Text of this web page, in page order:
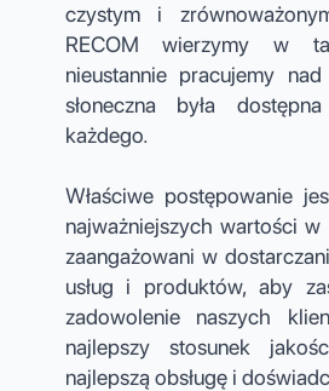
czystym i
RECOM wierzymy w
nieustannie pracujemy
słoneczna była
każdego.
Właściwe postępowanie
najważniejszych wartości w
zaangażowani w
usług i produktów, aby
zadowolenie naszych
najlepszy stosunek
najlepszą obsługę i